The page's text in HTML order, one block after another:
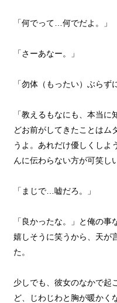
「何でって…何でだよ。」
「さーあなー。」
「勿体（もったい）ぶらず
「教えるもなにも、本当
どお前がしてきたことはム
うよ。あれだけ優しくしよ
んに伝わらない方が可笑し
「まじで…嘘だろ。」
「良かったな。」と俺の
嬉しそうに笑うから、天が
た。
少しでも、彼女のなかで起
ど、じわじわと胸が暖かく